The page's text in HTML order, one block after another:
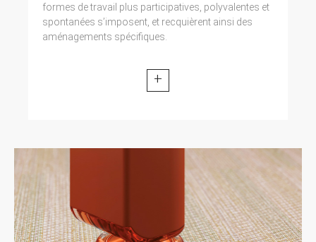
formes de travail plus participatives, polyvalentes et
spontanées s’imposent, et recquièrent ainsi des
aménagements spécifiques.
+